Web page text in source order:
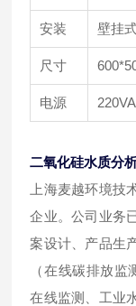
安装 壁挂
尺寸
电源
二氧化硅水质分
上海麦越环境技
企业。公司业务
案设计、产品生
（在线碳排放
在线监测、工业